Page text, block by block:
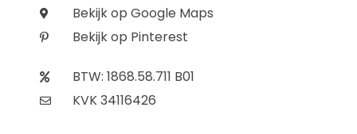
Bekijk op Google Maps
Bekijk op Pinterest
BTW: 1868.58.711 B01
KVK 34116426